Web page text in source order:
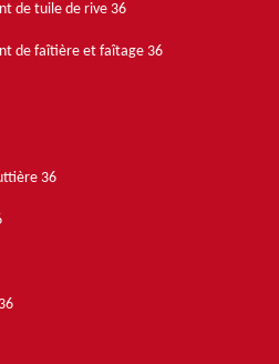
de tuile de rive 36
de faîtière et faîtage 36
36